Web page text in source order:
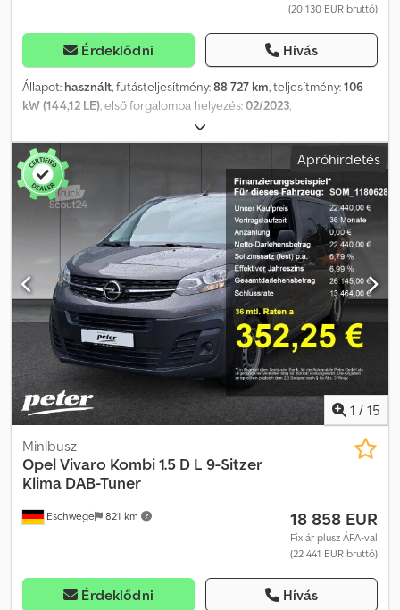
(20 130 EUR bruttó)
Érdeklődni Hívás
Állapot: használt, futásteljesítmény:88 727 km, teljesítmény:106
kW (144,12 LE), első forgalomba helyezés:02/2023,
, össztömeg:
hajtástípus:mechanikai, Megengedett össztömeg: 1102 kg. A
jármű megtekinthető pradamanoi telephelyünkön (UD). További
információkért és fotókért forduljon: Giulio Desenibus Telefon:
0432.409212 Mobil (WhatsApp): 366.6069108 Csdpfxeyt Uawe
Abujrf Davide Tonino Telefon: 0432.409209 Mobil (WhatsApp):
Apróhirdetés
1 / 15
Eschwege 821 km
Minibusz
OpelVivaro Kombi 1.5 D L 9-Sitzer
Klima DAB-Tuner
18 858 EUR
Fix ár plusz ÁFA-val
(22 441 EUR bruttó)
Érdeklődni Hívás